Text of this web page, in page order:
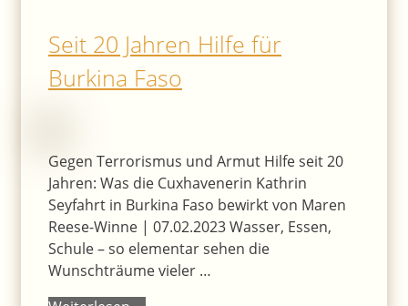
Seit 20 Jahren Hilfe für
Burkina Faso
Gegen Terrorismus und Armut Hilfe seit 20
Jahren: Was die Cuxhavenerin Kathrin
Seyfahrt in Burkina Faso bewirkt von Maren
Reese-Winne | 07.02.2023 Wasser, Essen,
Schule – so elementar sehen die
Wunschträume vieler …